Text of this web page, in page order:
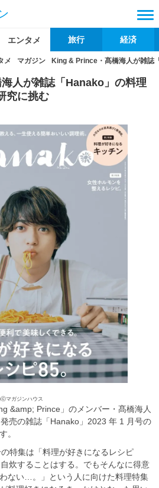
エンタメ 旅行 経済
メ マガジン King & Prince・髙橋海人が雑誌
人が雑誌「Hanako」の料理
究に挑む
マガジンハウス
&amp; Prince」のメンバー・髙橋海人
売の雑誌「Hanako」2023 年 1 月号の
。
特集は「料理が好きになるレシピ
炊することはする。でもそんなに得意
ない…。」という人に向けた料理特集